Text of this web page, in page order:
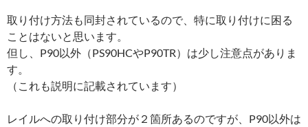
取り付け方法も同封されているので、特に取り付けに困る
ことはないと思います。
但し、P90以外（PS90HCやP90TR）は少し注意点がありま
す。
（これも説明に記載されています）
レイルへの取り付け部分が２箇所あるのですが、P90以外は